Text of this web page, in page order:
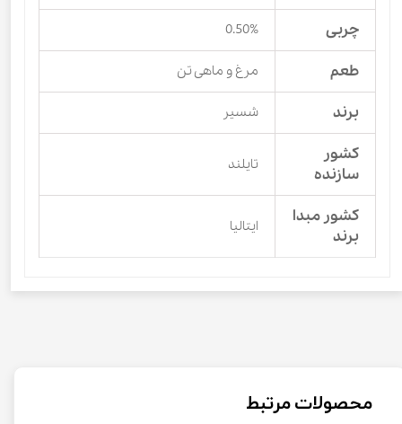
چربی 0.50%
طعم مرغ و ماهی تن
برند شسیر
کشور
سازنده
تایلند
کشور مبدا
برند
ایتالیا
محصولات مرتبط